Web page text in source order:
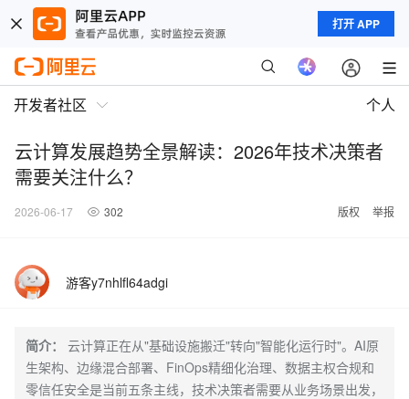
打开 APP
开发者社区 个人
云计算发展趋势全景解读：2026年技术决策者
需要关注什么？
2026-06-17 302 版权 举报
游客y7nhlfl64adgi
简介：
云计算正在从"基础设施搬迁"转向"智能化运行时"。AI原
生架构、边缘混合部署、FinOps精细化治理、数据主权合规和
零信任安全是当前五条主线，技术决策者需要从业务场景出发，